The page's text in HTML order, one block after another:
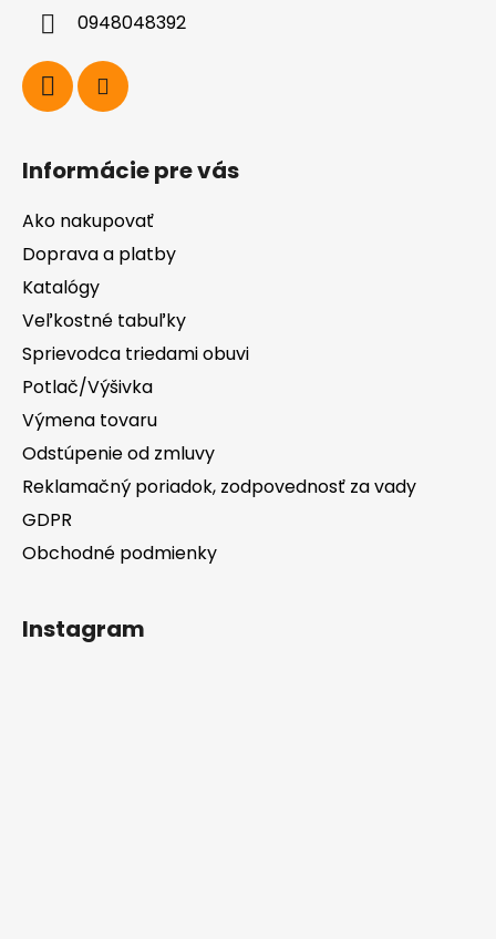
0948048392
Informácie pre vás
Ako nakupovať
Doprava a platby
Katalógy
Veľkostné tabuľky
Sprievodca triedami obuvi
Potlač/Výšivka
Výmena tovaru
Odstúpenie od zmluvy
Reklamačný poriadok, zodpovednosť za vady
GDPR
Obchodné podmienky
Instagram